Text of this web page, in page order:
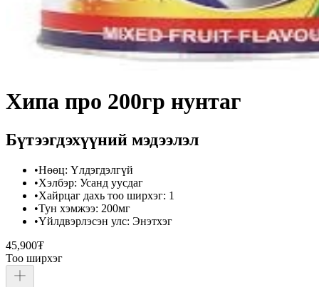
Хипа про 200гр нунтаг
Бүтээгдэхүүний мэдээлэл
•Нөөц: Үлдэгдэлгүй
•Хэлбэр: Усанд уусдаг
•Хайрцаг дахь тоо ширхэг: 1
•Тун хэмжээ: 200мг
•Үйлдвэрлэсэн улс: Энэтхэг
45,900₮
Тоо ширхэг